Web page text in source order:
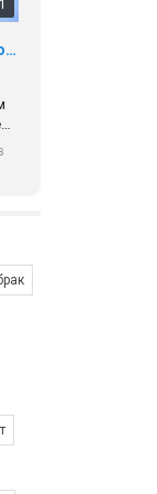
17 травня IDAHO. Міжнародний день боротьби з гомофобією трансфобією і біфобія.
Зупинимо насильство проти ЛГБТ в Україні! Stop violence against LGBT in Ukraine!